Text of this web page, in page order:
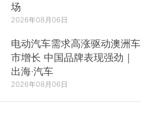
场
2026年08月06日
电动汽车需求高涨驱动澳洲车
市增长 中国品牌表现强劲｜
出海·汽车
2026年08月06日